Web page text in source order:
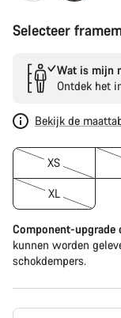
Selecteer
Wat is mijn
Ontdek het
Bekijk de
XS
XL
Component-upgrade
kunnen worden
schokdempers.